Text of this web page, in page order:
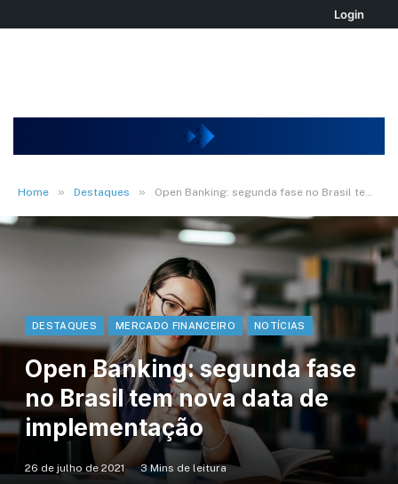
Login
Home » Destaques » Open Banking: segunda fase no Brasil tem nova data de implementação
DESTAQUES MERCADO FINANCEIRO NOTÍCIAS
Open Banking: segunda fase
no Brasil tem nova data de
implementação
26 de julho de 2021 3 Mins de leitura